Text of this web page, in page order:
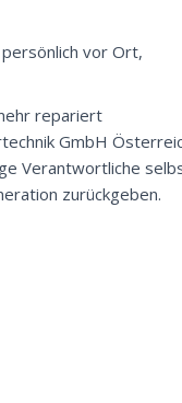
vor Ort,
repariert
GmbH
Verantwortliche
zurückgeben.